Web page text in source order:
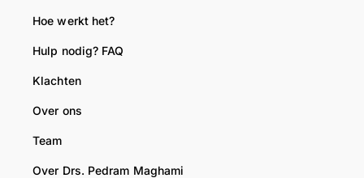
Hoe werkt het?
Hulp nodig? FAQ
Klachten
Over ons
Team
Over Drs. Pedram Maghami